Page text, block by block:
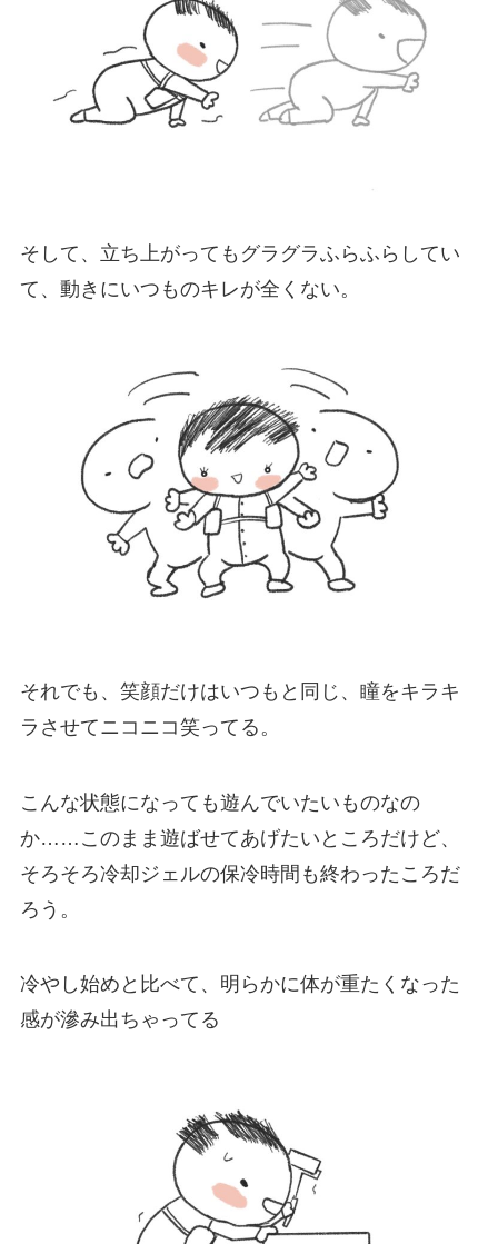
そして、立ち上がってもグラグラふらふらしてい
て、動きにいつものキレが全くない。
それでも、笑顔だけはいつもと同じ、瞳をキラキ
ラさせてニコニコ笑ってる。
こんな状態になっても遊んでいたいものなの
か……このまま遊ばせてあげたいところだけど、
そろそろ冷却ジェルの保冷時間も終わったころだ
ろう。
冷やし始めと比べて、明らかに体が重たくなった
感が滲み出ちゃってる